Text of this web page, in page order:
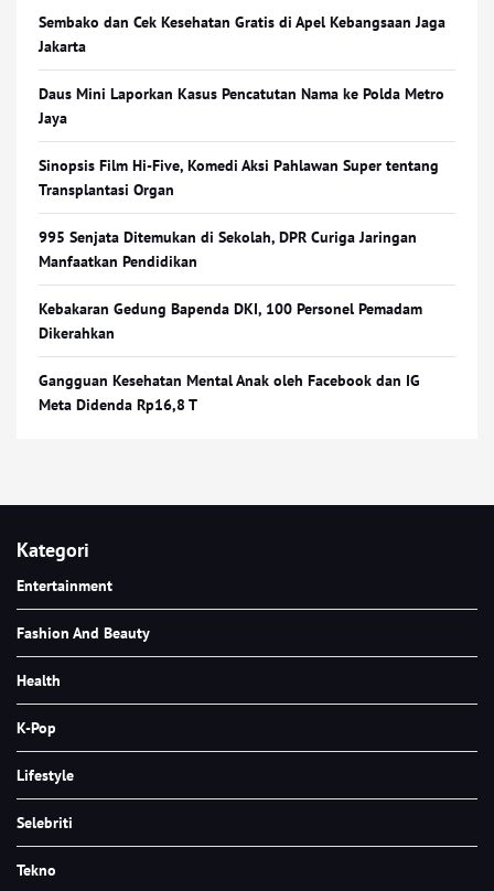
Sembako dan Cek Kesehatan Gratis di Apel Kebangsaan Jaga
Jakarta
Daus Mini Laporkan Kasus Pencatutan Nama ke Polda Metro
Jaya
Sinopsis Film Hi-Five, Komedi Aksi Pahlawan Super tentang
Transplantasi Organ
995 Senjata Ditemukan di Sekolah, DPR Curiga Jaringan
Manfaatkan Pendidikan
Kebakaran Gedung Bapenda DKI, 100 Personel Pemadam
Dikerahkan
Gangguan Kesehatan Mental Anak oleh Facebook dan IG
Meta Didenda Rp16,8 T
Kategori
Entertainment
Fashion And Beauty
Health
K-Pop
Lifestyle
Selebriti
Tekno